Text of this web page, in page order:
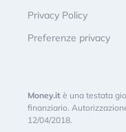
Privacy Policy
Preferenze privacy
Money.it è una testata
finanziario.
12/04/2018.